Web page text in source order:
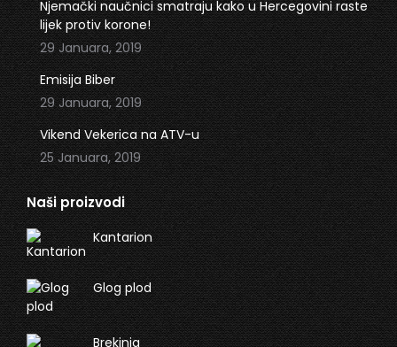
Njemački naučnici smatraju kako u Hercegovini raste
lijek protiv korone!
29 Januara, 2019
Emisija Biber
29 Januara, 2019
Vikend Vekerica na ATV-u
25 Januara, 2019
Naši proizvodi
Kantarion
Glog plod
Brekinja